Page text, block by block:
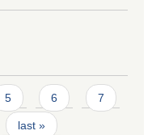
5 6 7
last »